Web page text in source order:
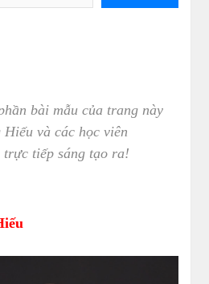
bài mẫu của trang này
và các học viên
trực tiếp sáng tạo ra!